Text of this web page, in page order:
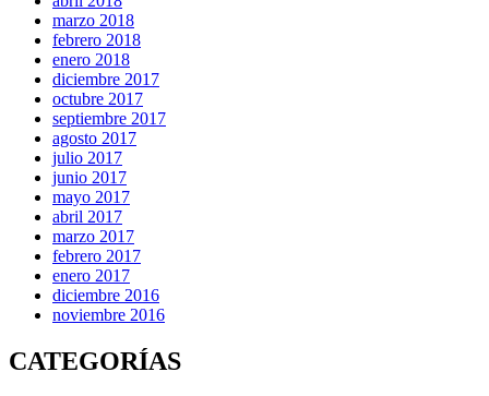
marzo 2018
febrero 2018
enero 2018
diciembre 2017
octubre 2017
septiembre 2017
agosto 2017
julio 2017
junio 2017
mayo 2017
abril 2017
marzo 2017
febrero 2017
enero 2017
diciembre 2016
noviembre 2016
CATEGORÍAS